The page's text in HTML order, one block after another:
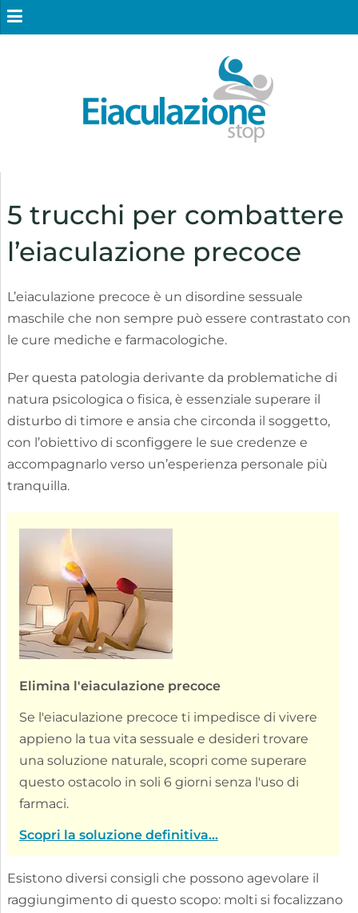
5 trucchi per combattere
l’eiaculazione precoce
L’eiaculazione precoce è un disordine sessuale
maschile che non sempre può essere contrastato con
le cure mediche e farmacologiche.
Per questa patologia derivante da problematiche di
natura psicologica o fisica, è essenziale superare il
disturbo di timore e ansia che circonda il soggetto,
con l’obiettivo di sconfiggere le sue credenze e
accompagnarlo verso un’esperienza personale più
tranquilla.
Elimina l'eiaculazione precoce
Se l'eiaculazione precoce ti impedisce di vivere
appieno la tua vita sessuale e desideri trovare
una soluzione naturale, scopri come superare
questo ostacolo in soli 6 giorni senza l'uso di
farmaci.
Scopri la soluzione definitiva...
Esistono diversi consigli che possono agevolare il
raggiungimento di questo scopo: molti si focalizzano